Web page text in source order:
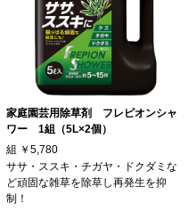
家庭園芸用除草剤 フレピオンシャ
ワー 1組（5L×2個）
組 ￥5,780
ササ・ススキ・チガヤ・ドクダミな
ど頑固な雑草を除草し再発生を抑
制！